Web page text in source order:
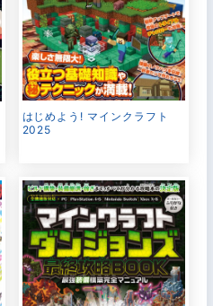
はじめよう! マインクラフト
2025